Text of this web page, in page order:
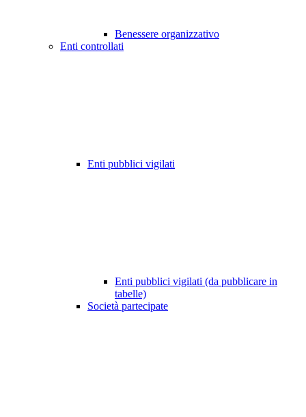
Benessere organizzativo
Enti controllati
Enti pubblici vigilati
Enti pubblici vigilati (da pubblicare in
tabelle)
Società partecipate